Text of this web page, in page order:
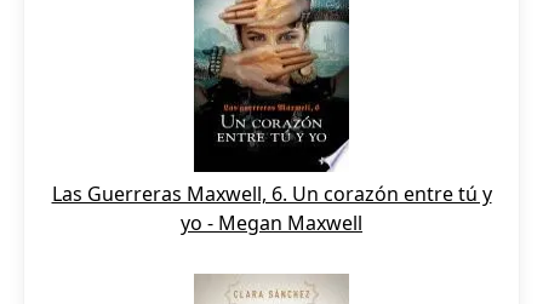
Las Guerreras Maxwell, 6. Un corazón entre tú y
yo - Megan Maxwell